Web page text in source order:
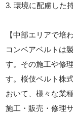
3. 環境に配慮した
【中部エリアで培
コンベアベルトは
す。その施工や修
す。桜伎ベルト株
おいて、様々な業
施工・販売・修理